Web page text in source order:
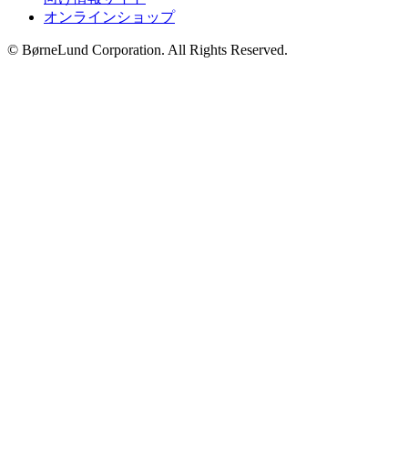
オンラインショップ
© BørneLund Corporation. All Rights Reserved.